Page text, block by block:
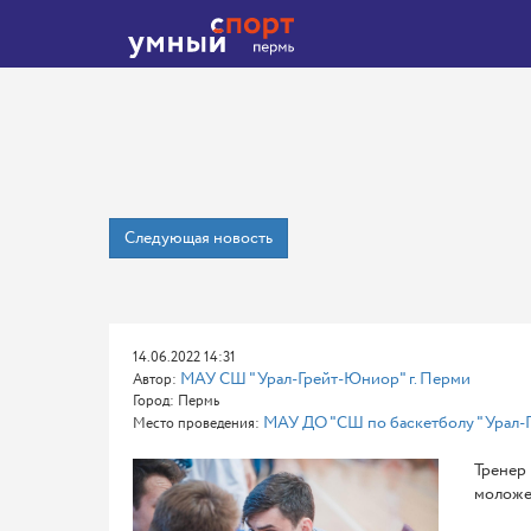
Следующая новость
14.06.2022 14:31
Автор: МАУ СШ "Урал-Грейт-Юниор" г. Перми
Город: Пермь
Место проведения: МАУ ДО "СШ по баскетболу "Урал-